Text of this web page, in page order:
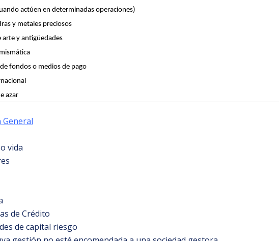
actúen en determinadas operaciones)
y metales preciosos
arte y antigüedades
fondos o medios de pago
azar
General
vida
de Crédito
de capital riesgo